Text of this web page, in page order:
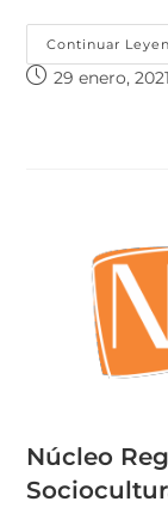
Continuar
29 enero, 2021
Núcleo